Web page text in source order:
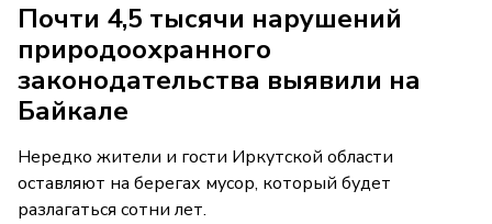
Почти 4,5 тысячи нарушений
природоохранного
законодательства выявили на
Байкале
Нередко жители и гости Иркутской области
оставляют на берегах мусор, который будет
разлагаться сотни лет.